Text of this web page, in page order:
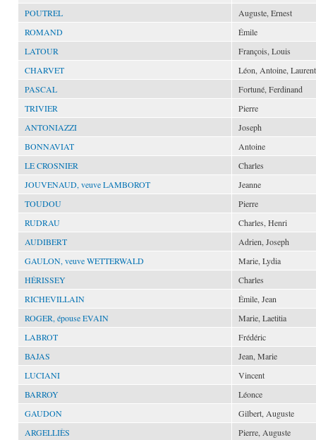
POUTREL
Auguste, Ernest
ROMAND
Émile
LATOUR
François, Louis
CHARVET
Léon, Antoine, Laurent
PASCAL
Fortuné, Ferdinand
TRIVIER
Pierre
ANTONIAZZI
Joseph
BONNAVIAT
Antoine
LE CROSNIER
Charles
JOUVENAUD, veuve LAMBOROT
Jeanne
TOUDOU
Pierre
RUDRAU
Charles, Henri
AUDIBERT
Adrien, Joseph
GAULON, veuve WETTERWALD
Marie, Lydia
HÉRISSEY
Charles
RICHEVILLAIN
Émile, Jean
ROGER, épouse EVAIN
Marie, Laetitia
LABROT
Frédéric
BAJAS
Jean, Marie
LUCIANI
Vincent
BARROY
Léonce
GAUDON
Gilbert, Auguste
ARGELLIÈS
Pierre, Auguste